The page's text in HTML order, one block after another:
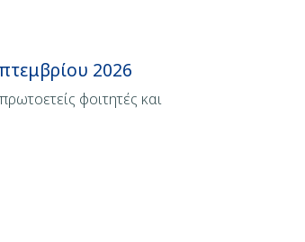
2026
φοιτητές και